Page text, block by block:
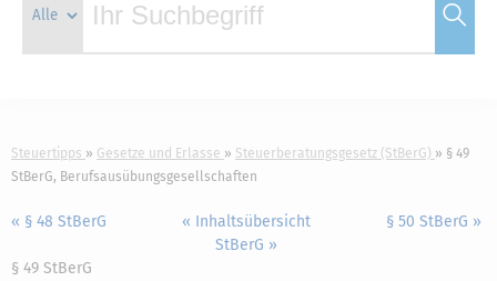

Steuertipps Gesetze und Erlasse Steuerberatungsgesetz (StBerG)
§ 49
StBerG, Berufsausübungsgesellschaften
« § 48 StBerG
« Inhaltsübersicht
StBerG »
§ 50 StBerG »
§ 49 StBerG